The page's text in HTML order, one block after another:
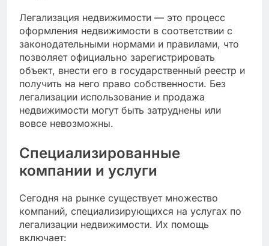
Легализация недвижимости — это процесс
оформления недвижимости в соответствии с
законодательными нормами и правилами, что
позволяет официально зарегистрировать
объект, внести его в государственный реестр и
получить на него право собственности. Без
легализации использование и продажа
недвижимости могут быть затруднены или
вовсе невозможны.
Специализированные
компании и услуги
Сегодня на рынке существует множество
компаний, специализирующихся на услугах по
легализации недвижимости. Их помощь
включает: